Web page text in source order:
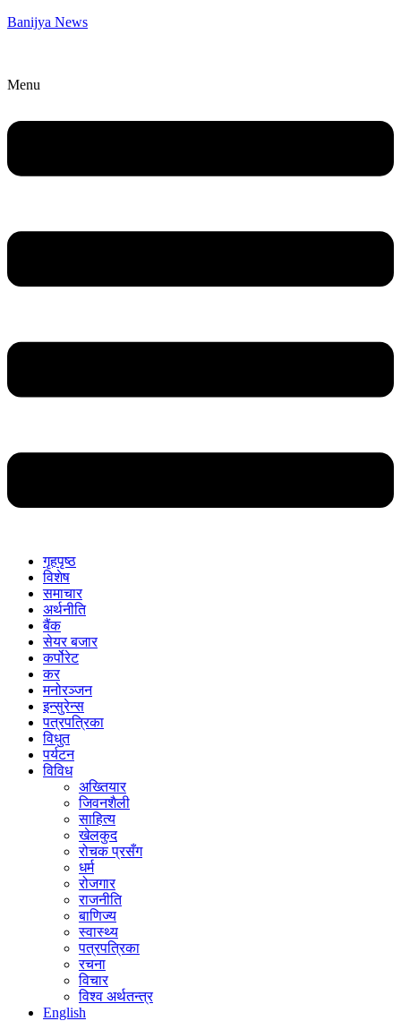
Banijya News
Menu
गृहपृष्ठ
विशेष
समाचार
अर्थनीति
बैंक
सेयर बजार
कर्पोरेट
कर
मनोरञ्जन
इन्सुरेन्स
पत्रपत्रिका
विधुत
पर्यटन
विविध
अख्तियार
जिवनशैली
साहित्य
खेलकुद
रोचक प्रसँग
धर्म
रोजगार
राजनीति
बाणिज्य
स्वास्थ्य
पत्रपत्रिका
रचना
विचार
विश्व अर्थतन्त्र
English